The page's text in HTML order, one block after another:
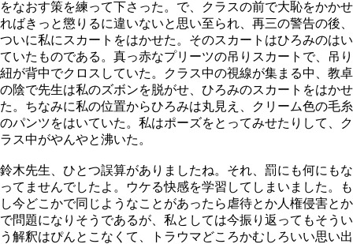
をなおす策を練って下さった。で、クラスの前で大恥をかかせ
ればきっと懲りるに違いないと思い至られ、再三の警告の後、
ついに私にスカートをはかせた。そのスカートはひろみのはい
ていたものである。真っ赤なプリーツの吊りスカートで、吊り
紐が背中でクロスしていた。クラス中の視線が集まる中、教卓
の陰で先生は私のズボンを脱がせ、ひろみのスカートをはかせ
た。ちなみに私の位置からひろみは丸見え、クリーム色の毛糸
のパンツをはいていた。私はポーズをとってみせたりして、ク
ラス中がやんやと沸いた。
鈴木先生、ひとつ誤算がありましたね。それ、罰にも何にもな
ってませんでしたよ。ウケる快感を学習してしまいました。も
し今どこかで同じようなことがあったら虐待とか人権侵害とか
で問題になりそうであるが、私としては今振り返ってもそうい
う解釈はぴんとこなくて、トラウマどころかむしろいい思い出